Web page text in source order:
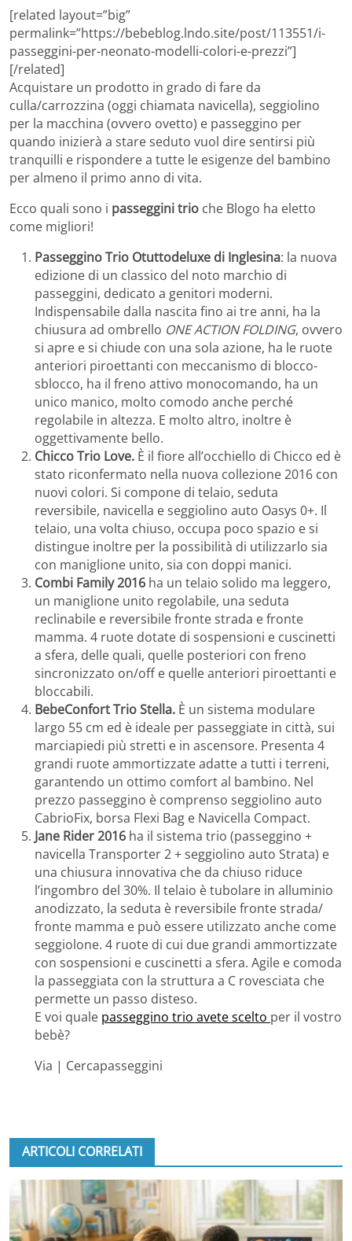
[related layout=”big”
permalink=”https://bebeblog.lndo.site/post/113551/i-
passeggini-per-neonato-modelli-colori-e-prezzi”]
[/related]
Acquistare un prodotto in grado di fare da
culla/carrozzina (oggi chiamata navicella), seggiolino
per la macchina (ovvero ovetto) e passeggino per
quando inizierà a stare seduto vuol dire sentirsi più
tranquilli e rispondere a tutte le esigenze del bambino
per almeno il primo anno di vita.
Ecco quali sono i passeggini trio che Blogo ha eletto
come migliori!
Passeggino Trio Otuttodeluxe di Inglesina: la nuova
edizione di un classico del noto marchio di
passeggini, dedicato a genitori moderni.
Indispensabile dalla nascita fino ai tre anni, ha la
chiusura ad ombrello ONE ACTION FOLDING, ovvero
si apre e si chiude con una sola azione, ha le ruote
anteriori piroettanti con meccanismo di blocco-
sblocco, ha il freno attivo monocomando, ha un
unico manico, molto comodo anche perché
regolabile in altezza. E molto altro, inoltre è
oggettivamente bello.
Chicco Trio Love. È il fiore all’occhiello di Chicco ed è
stato riconfermato nella nuova collezione 2016 con
nuovi colori. Si compone di telaio, seduta
reversibile, navicella e seggiolino auto Oasys 0+. Il
telaio, una volta chiuso, occupa poco spazio e si
distingue inoltre per la possibilità di utilizzarlo sia
con maniglione unito, sia con doppi manici.
Combi Family 2016 ha un telaio solido ma leggero,
un maniglione unito regolabile, una seduta
reclinabile e reversibile fronte strada e fronte
mamma. 4 ruote dotate di sospensioni e cuscinetti
a sfera, delle quali, quelle posteriori con freno
sincronizzato on/off e quelle anteriori piroettanti e
bloccabili.
BebeConfort Trio Stella. È un sistema modulare
largo 55 cm ed è ideale per passeggiate in città, sui
marciapiedi più stretti e in ascensore. Presenta 4
grandi ruote ammortizzate adatte a tutti i terreni,
garantendo un ottimo comfort al bambino. Nel
prezzo passeggino è comprenso seggiolino auto
CabrioFix, borsa Flexi Bag e Navicella Compact.
Jane Rider 2016 ha il sistema trio (passeggino +
navicella Transporter 2 + seggiolino auto Strata) e
una chiusura innovativa che da chiuso riduce
l’ingombro del 30%. Il telaio è tubolare in alluminio
anodizzato, la seduta è reversibile fronte strada/
fronte mamma e può essere utilizzato anche come
seggiolone. 4 ruote di cui due grandi ammortizzate
con sospensioni e cuscinetti a sfera. Agile e comoda
la passeggiata con la struttura a C rovesciata che
permette un passo disteso.
E voi quale passeggino trio avete scelto per il vostro
bebè?
Via | Cercapasseggini
ARTICOLI CORRELATI